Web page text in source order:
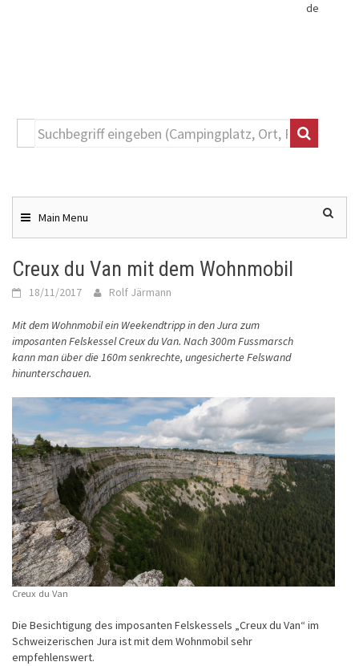
de
content Main Menu
Creux du Van mit dem Wohnmobil
18/11/2017 Rolf Järmann
Mit dem Wohnmobil ein Weekendtripp in den Jura zum
imposanten Felskessel Creux du Van. Nach 300m Fussmarsch
kann man über die 160m senkrechte, ungesicherte Felswand
hinunterschauen.
Creux du Van
Die Besichtigung des imposanten Felskessels „Creux du Van“ im
Schweizerischen Jura ist mit dem Wohnmobil sehr
empfehlenswert.